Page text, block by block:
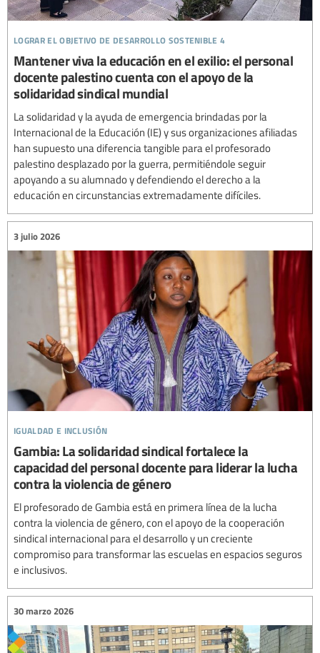
lograr el objetivo de desarrollo sostenible 4
Mantener viva la educación en el exilio: el personal
docente palestino cuenta con el apoyo de la
solidaridad sindical mundial
La solidaridad y la ayuda de emergencia brindadas por la
Internacional de la Educación (IE) y sus organizaciones afiliadas
han supuesto una diferencia tangible para el profesorado
palestino desplazado por la guerra, permitiéndole seguir
apoyando a su alumnado y defendiendo el derecho a la
educación en circunstancias extremadamente difíciles.
igualdad e inclusión
3 julio 2026
Gambia: La solidaridad sindical fortalece la
capacidad del personal docente para liderar la lucha
contra la violencia de género
El profesorado de Gambia está en primera línea de la lucha
contra la violencia de género, con el apoyo de la cooperación
sindical internacional para el desarrollo y un creciente
compromiso para transformar las escuelas en espacios seguros
e inclusivos.
30 marzo 2026